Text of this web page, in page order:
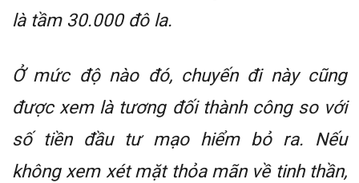
là tầm 30.000 đô la.
Ở mức độ nào đó, chuyến đi này cũng
được xem là tương đối thành công so với
số tiền đầu tư mạo hiểm bỏ ra. Nếu
không xem xét mặt thỏa mãn về tinh thần,